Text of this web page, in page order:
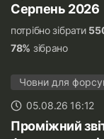
Серпень 2026
потрібно зібрати
78% зібрано
Човни для
05.08.26 16:12
Проміжний